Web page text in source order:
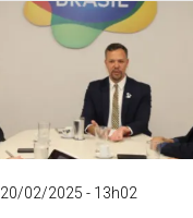
20/02/2025 - 13h02